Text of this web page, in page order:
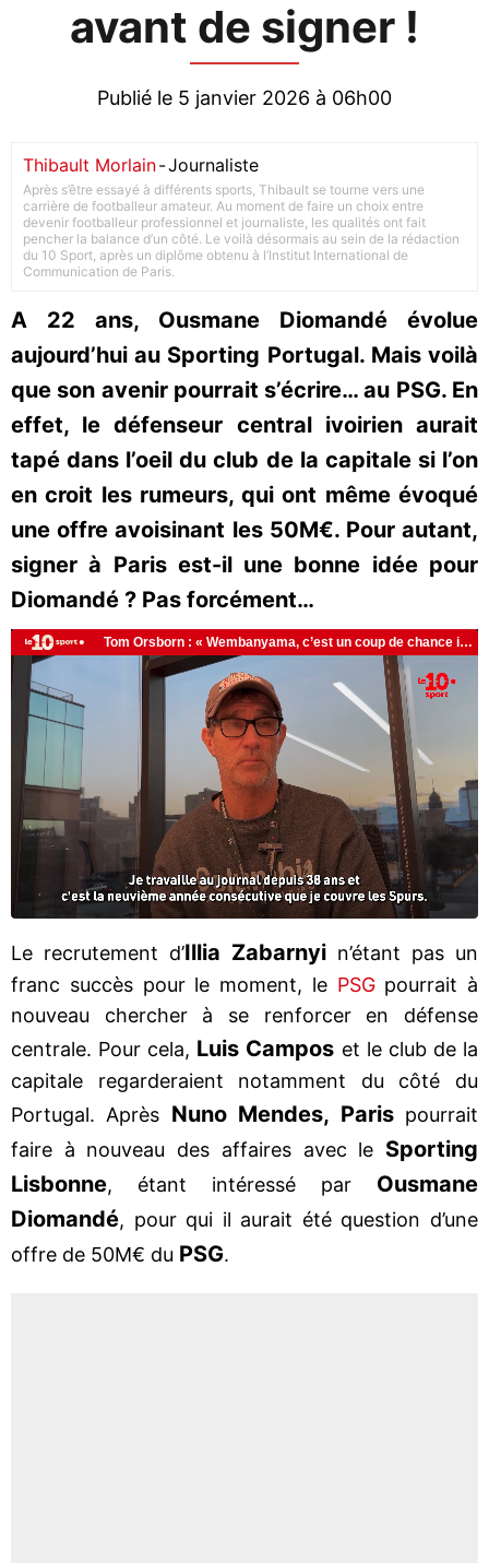
avant de signer !
Publié le 5 janvier 2026 à 06h00
Thibault Morlain-Journaliste
Après s’être essayé à différents sports, Thibault se tourne vers une
carrière de footballeur amateur. Au moment de faire un choix entre
devenir footballeur professionnel et journaliste, les qualités ont fait
pencher la balance d’un côté. Le voilà désormais au sein de la rédaction
du 10 Sport, après un diplôme obtenu à l’Institut International de
Communication de Paris.
A 22 ans, Ousmane Diomandé évolue
aujourd’hui au Sporting Portugal. Mais voilà
que son avenir pourrait s’écrire… au PSG. En
effet, le défenseur central ivoirien aurait
tapé dans l’oeil du club de la capitale si l’on
en croit les rumeurs, qui ont même évoqué
une offre avoisinant les 50M€. Pour autant,
signer à Paris est-il une bonne idée pour
Diomandé ? Pas forcément…
Le recrutement d’Illia Zabarnyi n’étant pas un
franc succès pour le moment, le PSGpourrait à
nouveau chercher à se renforcer en défense
centrale. Pour cela, Luis Campos et le club de la
capitale regarderaient notamment du côté du
Portugal. Après Nuno Mendes, Parispourrait
faire à nouveau des affaires avec le Sporting
Lisbonne, étant intéressé par Ousmane
Diomandé, pour qui il aurait été question d’une
offre de 50M€ du PSG.